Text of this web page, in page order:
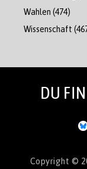
Wahlen (474)
Wissenschaft
DU
Copyright ©